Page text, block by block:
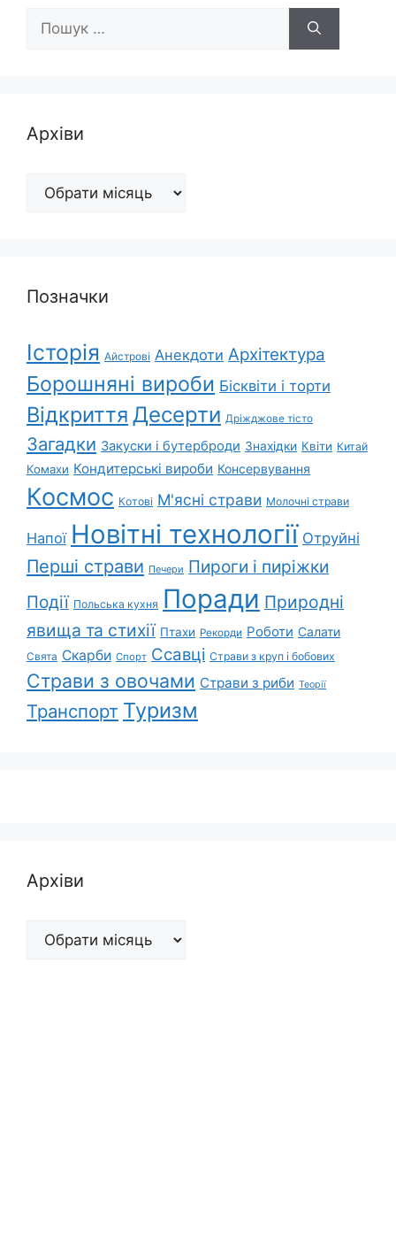
Архіви
Архіви
Позначки
Історія Айстрові Анекдоти Архітектура
Борошняні вироби Бісквіти і торти
Відкриття Десерти Дріжджове тісто
Загадки Закуски і бутерброди Знахідки Квіти Китай
Комахи Кондитерські вироби Консервування
Космос Котові М'ясні страви Молочні страви
Напої Новітні технології Отруйні
Перші страви Печери Пироги і пиріжки
Події Польська кухня Поради Природні
явища та стихії Птахи Рекорди Роботи Салати
Свята Скарби Спорт Ссавці Страви з круп і бобових
Страви з овочами Страви з риби Теорії
Транспорт Туризм
Архіви
Архіви